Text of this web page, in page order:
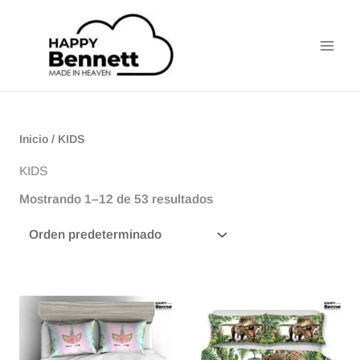
contenido
Inicio/ KIDS
KIDS
Mostrando 1–12 de 53 resultados